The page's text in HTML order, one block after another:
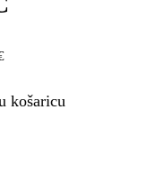
košaricu